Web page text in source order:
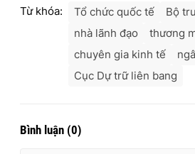
Từ khóa: Tổ chức quốc tế Bộ
nhà lãnh đạo
thương
chuyên gia kinh tế
Cục Dự trữ liên bang
Bình luận (0)